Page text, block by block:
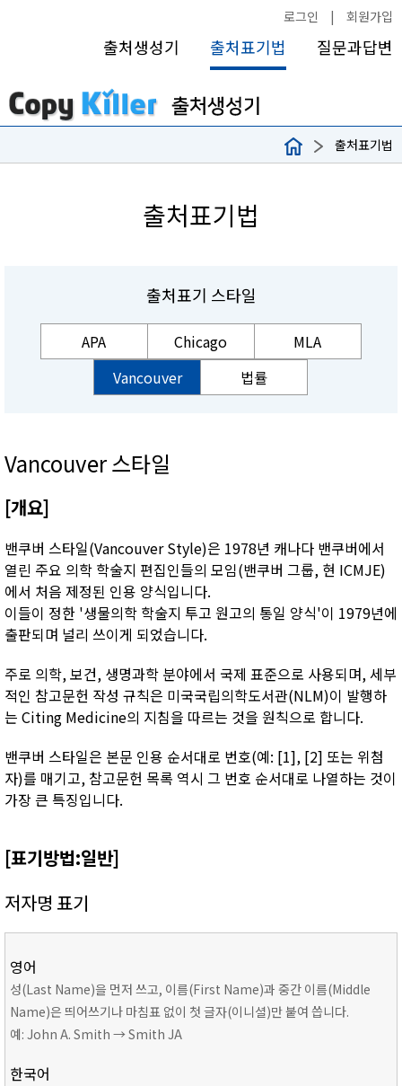
로그인 | 회원가입
출처생성기 출처표기법 질문과답변
출처표기법
출처표기법
출처표기 스타일
APA Chicago
MLA
Vancouver
법률
Vancouver 스타일
[개요]
밴쿠버 스타일(Vancouver Style)은 1978년 캐나다 밴쿠버에서
열린 주요 의학 학술지 편집인들의 모임(밴쿠버 그룹, 현 ICMJE)
에서 처음 제정된 인용 양식입니다.
이들이 정한 '생물의학 학술지 투고 원고의 통일 양식'이 1979년에
출판되며 널리 쓰이게 되었습니다.
주로 의학, 보건, 생명과학 분야에서 국제 표준으로 사용되며, 세부
적인 참고문헌 작성 규칙은 미국국립의학도서관(NLM)이 발행하
는 Citing Medicine의 지침을 따르는 것을 원칙으로 합니다.
밴쿠버 스타일은 본문 인용 순서대로 번호(예: [1], [2] 또는 위첨
자)를 매기고, 참고문헌 목록 역시 그 번호 순서대로 나열하는 것이
가장 큰 특징입니다.
[표기방법:일반]
저자명 표기
영어
성(Last Name)을 먼저 쓰고, 이름(First Name)과 중간 이름(Middle
Name)은 띄어쓰기나 마침표 없이 첫 글자(이니셜)만 붙여 씁니다.
예: John A. Smith → Smith JA
한국어